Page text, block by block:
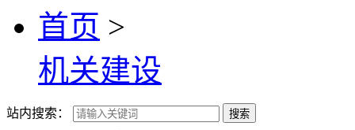
首页 >
机关建设
站内搜索： 搜索